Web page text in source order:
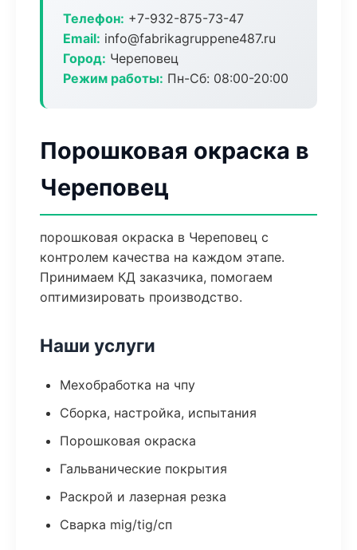
Телефон: +7-932-875-73-47
Email: info@fabrikagruppene487.ru
Город: Череповец
Режим работы: Пн-Сб: 08:00-20:00
Порошковая окраска в
Череповец
порошковая окраска в Череповец с
контролем качества на каждом этапе.
Принимаем КД заказчика, помогаем
оптимизировать производство.
Наши услуги
Мехобработка на чпу
Сборка, настройка, испытания
Порошковая окраска
Гальванические покрытия
Раскрой и лазерная резка
Сварка mig/tig/сп